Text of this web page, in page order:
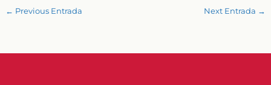
← Previous Entrada Next Entrada →